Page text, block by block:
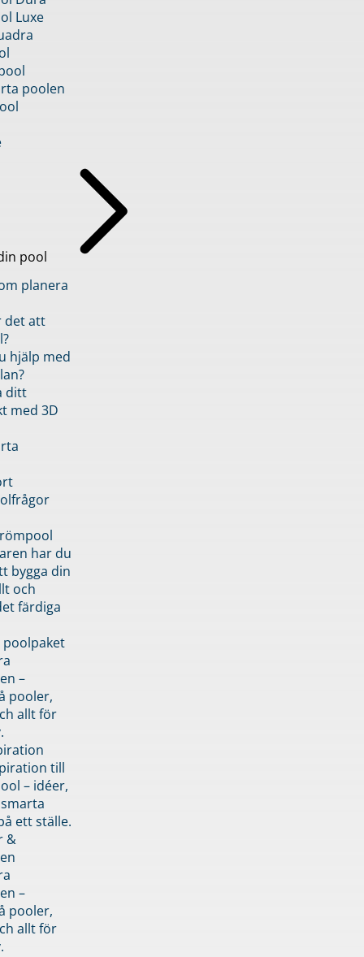
Luxe
poolen
pool
planera
det att
hjälp med
ditt
med 3D
har du
bygga din
och
färdiga
–
pooler,
allt för
till
– idéer,
ett ställe.
&
–
pooler,
allt för